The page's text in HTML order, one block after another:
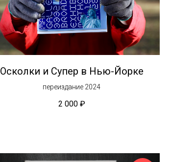
Осколки и Супер в Нью-Йорке
переиздание 2024
2 000 ₽